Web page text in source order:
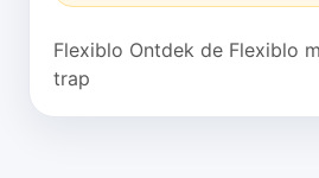
Flexiblo Ontdek de Flexiblo
trap